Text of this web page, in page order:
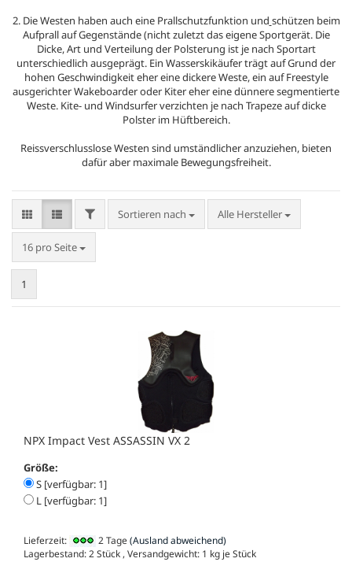
2. Die Westen haben auch eine Prallschutzfunktion und schützen beim
Aufprall auf Gegenstände (nicht zuletzt das eigene Sportgerät. Die
Dicke, Art und Verteilung der Polsterung ist je nach Sportart
unterschiedlich ausgeprägt. Ein Wasserskikäufer trägt auf Grund der
hohen Geschwindigkeit eher eine dickere Weste, ein auf Freestyle
ausgerichter Wakeboarder oder Kiter eher eine dünnere segmentierte
Weste. Kite- und Windsurfer verzichten je nach Trapeze auf dicke
Polster im Hüftbereich.
Reissverschlusslose Westen sind umständlicher anzuziehen, bieten
dafür aber maximale Bewegungsfreiheit.
FILTERSortieren nach
Sortieren nach Alle Hersteller
16 pro Seite
pro Seite
1
NPX Impact Vest ASSASSIN VX 2
Größe:
S [verfügbar: 1]
L [verfügbar: 1]
Lieferzeit: 2 Tage(Ausland abweichend)
Lagerbestand: 2 Stück , Versandgewicht: 1 kg je Stück